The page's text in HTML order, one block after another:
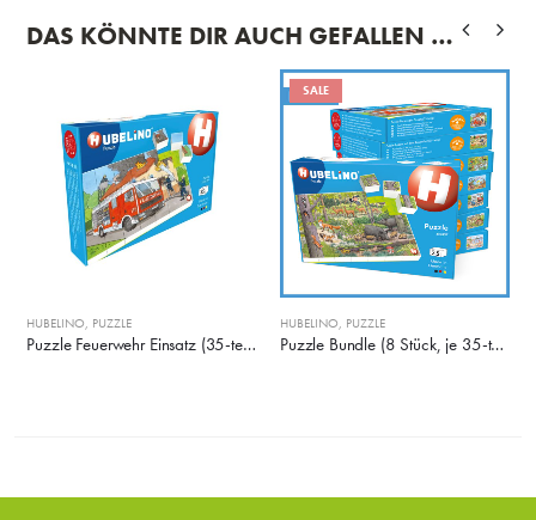
DAS KÖNNTE DIR AUCH GEFALLEN …
HUBELINO PUZZLE
Puzzle Feuerwehr Einsatz (35-teilig)
SALE
HUBELINO PUZZLE
Puzzle Bundle (8 Stück, je 35-teilig)